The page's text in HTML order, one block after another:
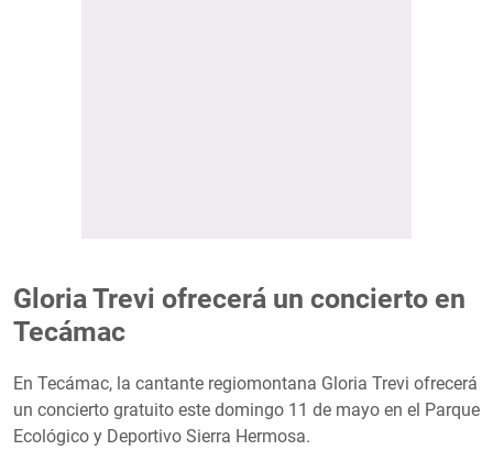
Gloria Trevi ofrecerá un concierto en
Tecámac
En Tecámac, la cantante regiomontana Gloria Trevi ofrecerá
un concierto gratuito este domingo 11 de mayo en el Parque
Ecológico y Deportivo Sierra Hermosa.